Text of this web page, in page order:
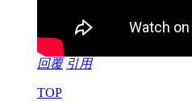
回覆 引用
TOP